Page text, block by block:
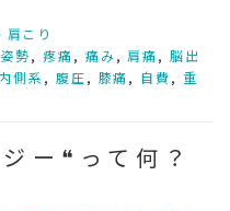
肩こり
姿勢,疼痛, 痛み , 肩痛,脳出
側系 , 腹圧, 膝痛, 自費, 重
ー❝って何？